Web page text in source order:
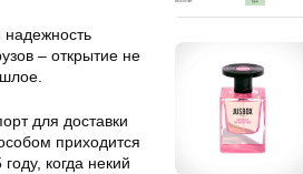
надежность
– открытие не
для доставки
приходится
когда некий